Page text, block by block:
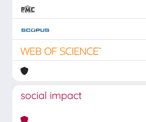
social impact